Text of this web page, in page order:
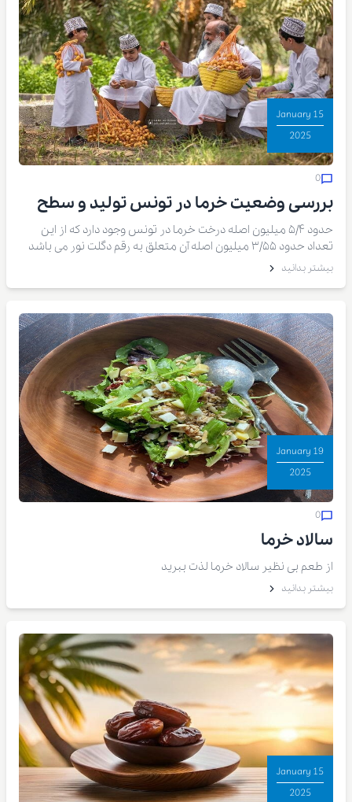
15 January
2025
0
بررسی وضعیت خرما در تونس تولید و سطح
زیر کشتحدود ۵/۴ میلیون اصله درخت خرما در تونس وجود دارد که از این
تعداد حدود ۳/۵۵ میلیون اصله آن متعلق به رقم دگلت نور می باشد
بیشتر بدانید
19 January
2025
0
سالاد خرما
از طعم بی نظیر سالاد خرما لذت ببرید
بیشتر بدانید
15 January
2025